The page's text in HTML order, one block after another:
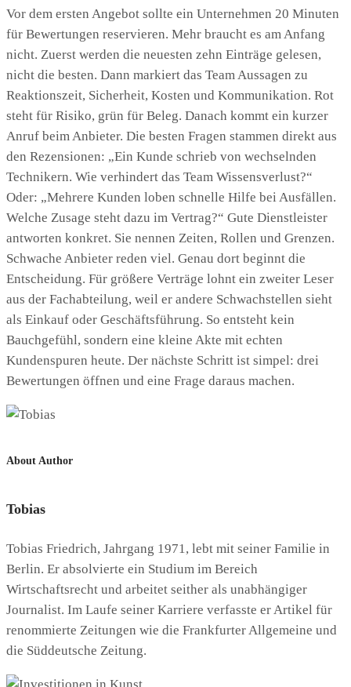
Vor dem ersten Angebot sollte ein Unternehmen 20 Minuten
für Bewertungen reservieren. Mehr braucht es am Anfang
nicht. Zuerst werden die neuesten zehn Einträge gelesen,
nicht die besten. Dann markiert das Team Aussagen zu
Reaktionszeit, Sicherheit, Kosten und Kommunikation. Rot
steht für Risiko, grün für Beleg. Danach kommt ein kurzer
Anruf beim Anbieter. Die besten Fragen stammen direkt aus
den Rezensionen: „Ein Kunde schrieb von wechselnden
Technikern. Wie verhindert das Team Wissensverlust?“
Oder: „Mehrere Kunden loben schnelle Hilfe bei Ausfällen.
Welche Zusage steht dazu im Vertrag?“ Gute Dienstleister
antworten konkret. Sie nennen Zeiten, Rollen und Grenzen.
Schwache Anbieter reden viel. Genau dort beginnt die
Entscheidung. Für größere Verträge lohnt ein zweiter Leser
aus der Fachabteilung, weil er andere Schwachstellen sieht
als Einkauf oder Geschäftsführung. So entsteht kein
Bauchgefühl, sondern eine kleine Akte mit echten
Kundenspuren heute. Der nächste Schritt ist simpel: drei
Bewertungen öffnen und eine Frage daraus machen.
About Author
Tobias
Tobias Friedrich, Jahrgang 1971, lebt mit seiner Familie in
Berlin. Er absolvierte ein Studium im Bereich
Wirtschaftsrecht und arbeitet seither als unabhängiger
Journalist. Im Laufe seiner Karriere verfasste er Artikel für
renommierte Zeitungen wie die Frankfurter Allgemeine und
die Süddeutsche Zeitung.